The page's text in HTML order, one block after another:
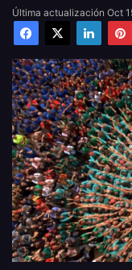
Última actualización Oct
Facebook
X